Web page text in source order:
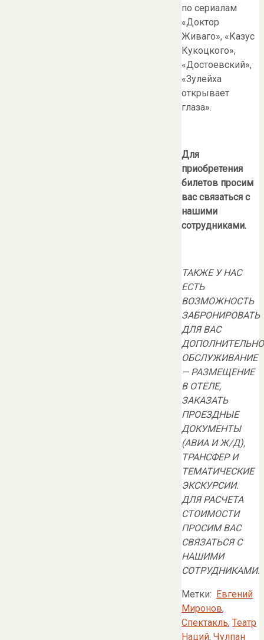
по сериалам
«Доктор
Живаго», «Казус
Кукоцкого»,
«Достоевский»,
«Зулейха
открывает
глаза».
Для
приобретения
билетов просим
вас связаться с
нашими
сотрудниками.
ТАКЖЕ У НАС
ЕСТЬ
ВОЗМОЖНОСТЬ
ЗАБРОНИРОВАТЬ
ДЛЯ ВАС
ОБСЛУЖИВАНИЕ
— РАЗМЕЩЕНИЕ
В ОТЕЛЕ,
ЗАКАЗАТЬ
ПРОЕЗДНЫЕ
ДОКУМЕНТЫ
(АВИА И Ж/Д),
ТРАНСФЕР И
ТЕМАТИЧЕСКИЕ
ЭКСКУРСИИ.
ДЛЯ РАСЧЕТА
СТОИМОСТИ
ПРОСИМ ВАС
СВЯЗАТЬСЯ С
НАШИМИ
СОТРУДНИКАМИ.
Метки: Евгений
Миронов,
Спектакль, Театр
Наций, Чулпан